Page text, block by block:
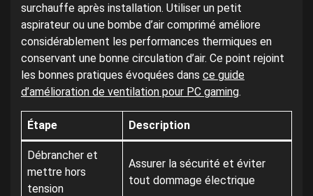
surchauffe après installation. Utiliser un petit
aspirateur ou une bombe d’air comprimé améliore
considérablement les performances thermiques en
conservant une bonne circulation d’air. Ce point rejoint
les bonnes pratiques évoquées dans ce guide
d’amélioration de ventilation pour PC gaming.
Étape Description
Débrancher et
mettre hors
tension
Assurer la sécurité et éviter
tout dommage électrique